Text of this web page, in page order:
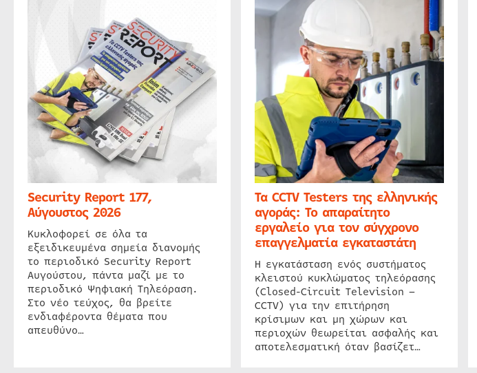
Security Report 177,
Αύγουστος 2026
Κυκλοφορεί σε όλα τα
εξειδικευμένα σημεία διανομής
το περιοδικό Security Report
Αυγούστου, πάντα μαζί με το
περιοδικό Ψηφιακή Τηλεόραση.
Στο νέο τεύχος, θα βρείτε
ενδιαφέροντα θέματα που
απευθύνο…
Τα CCTV Testers της ελληνικής
αγοράς: Το απαραίτητο
εργαλείο για τον σύγχρονο
επαγγελματία εγκαταστάτη
Η εγκατάσταση ενός συστήματος
κλειστού κυκλώματος τηλεόρασης
(Closed-Circuit Television –
CCTV) για την επιτήρηση
κρίσιμων και μη χώρων και
περιοχών θεωρείται ασφαλής και
αποτελεσματική όταν βασίζετ…